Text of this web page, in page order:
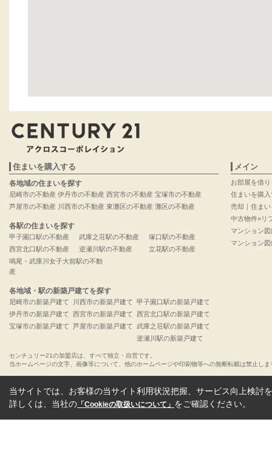
住まいを購入する
各地域の住まいを探す
尼崎市の不動産
芦屋市の不動産
伊丹市の不動産
川西市の不動産
西宮市の不動産
東灘区の不動産
宝塚市の不動産
灘区の不動産
各駅の住まいを探す
甲子園口駅の不動産
西宮北口駅の不動産
武庫之荘駅の不動産
逆瀬川駅の不動産
塚口駅の不動産
立花駅の不動産
鳴尾・武庫川女子大前駅の不動
産
各地域・駅の新築戸建てを探す
尼崎市の新築戸建て
伊丹市の新築戸建て
宝塚市の新築戸建て
川西市の新築戸建て
西宮市の新築戸建て
芦屋市の新築戸建て
甲子園口駅の新築戸建て
西宮北口駅の新築戸建て
武庫之荘駅の新築戸建て
逆瀬川駅の新築戸建て
メイン
お部屋を借り
住まいを購入
売却｜住ま
中古物件×リ
マンション
マンション
センチュリー21の加盟店は、すべて独立・自営です。
当ホームページの文字、画像等について、他のホームページや印刷物等への無断転載は禁止しま
当サイトでは、お客様の当サイト利用状況把握、サービス向上検討
詳しくは、当社の 「Cookieの取扱いについて」 をご確認ください。